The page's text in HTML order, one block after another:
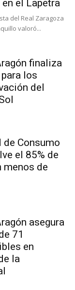
el Lapetra
del Real Zaragoza
valoró...
finaliza
los
del
Consumo
el 85% de
de
asegura
71
en
la